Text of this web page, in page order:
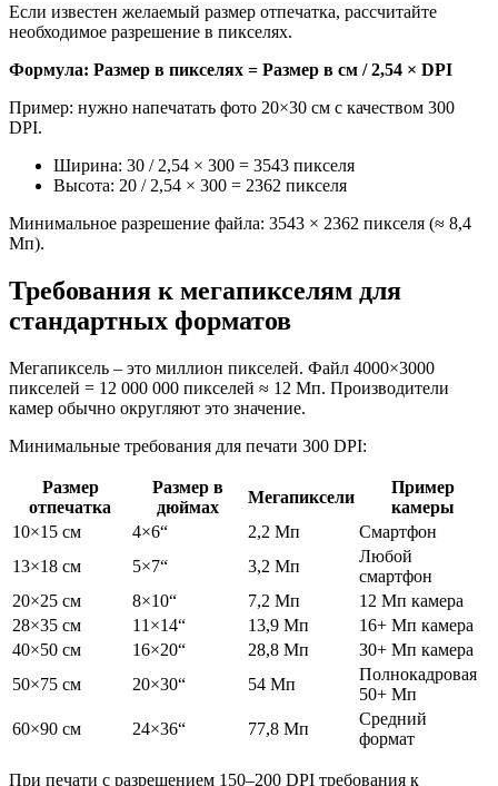
Если известен желаемый размер отпечатка, рассчитайте
необходимое разрешение в пикселях.
Формула: Размер в пикселях = Размер в см / 2,54 × DPI
Пример: нужно напечатать фото 20×30 см с качеством 300
DPI.
Ширина: 30 / 2,54 × 300 = 3543 пикселя
Высота: 20 / 2,54 × 300 = 2362 пикселя
Минимальное разрешение файла: 3543 × 2362 пикселя (≈ 8,4
Мп).
Требования к мегапикселям для
стандартных форматов
Мегапиксель – это миллион пикселей. Файл 4000×3000
пикселей = 12 000 000 пикселей ≈ 12 Мп. Производители
камер обычно округляют это значение.
Минимальные требования для печати 300 DPI:
Размер
отпечатка
Размер в
дюймах
Мегапиксели
Пример
камеры
10×15 см
4×6“ 2,2 Мп
Смартфон
13×18 см
5×7“ 3,2 Мп
Любой
смартфон
20×25 см
8×10“ 7,2 Мп
12 Мп камера
28×35 см
11×14“ 13,9 Мп
16+ Мп камера
40×50 см
16×20“ 28,8 Мп
30+ Мп камера
50×75 см
20×30“ 54 Мп
Полнокадровая
50+ Мп
60×90 см
24×36“ 77,8 Мп
Средний
формат
При печати с разрешением 150–200 DPI требования к